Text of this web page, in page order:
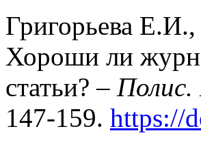
Григорьева
Хороши ли
статьи? – Полис.
147-159. https://